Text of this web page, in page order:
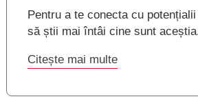
Pentru a te conecta cu
să știi mai întâi cine sunt
Citește mai multe